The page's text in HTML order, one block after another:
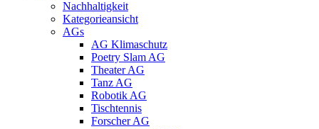
Nachhaltigkeit
Kategorieansicht
AGs
AG Klimaschutz
Poetry Slam AG
Theater AG
Tanz AG
Robotik AG
Tischtennis
Forscher AG